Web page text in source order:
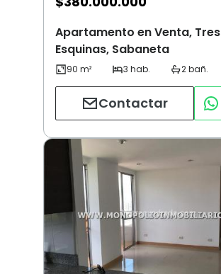
Apartamento en Venta, Tres
Esquinas, Sabaneta
Contactar